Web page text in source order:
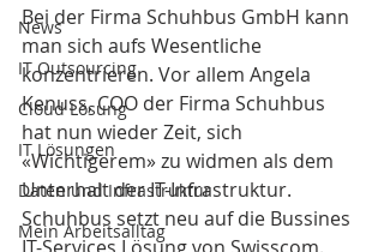
News
IT Outsourcing
Cloud Lösung
IT Lösungen
Daten und Infrastruktur
Mein Arbeitsalltag
Bei der Firma Schuhbus GmbH kann
man sich aufs Wesentliche
konzentrieren. Vor allem Angela
Kenuss, COO der Firma Schuhbus
hat nun wieder Zeit, sich
«Wichtigerem» zu widmen als dem
Unterhalt der IT-Infrastruktur.
Schuhbus setzt neu auf die Bussines